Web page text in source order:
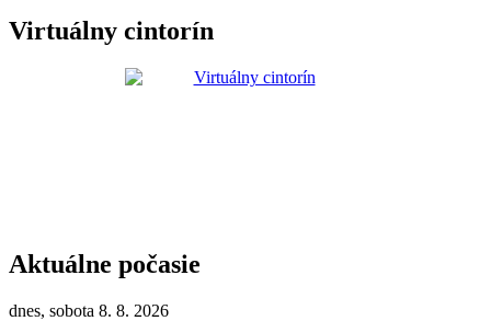
Virtuálny cintorín
Aktuálne počasie
dnes, sobota 8. 8. 2026